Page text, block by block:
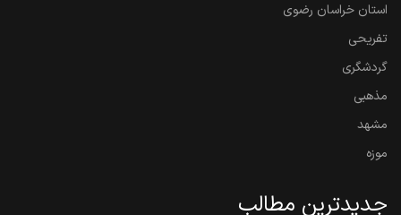
استان خراسان رضوی
تفریحی
گردشگری
مذهبی
مشهد
موزه
جدیدترین مطالب